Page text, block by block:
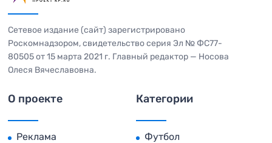
Сетевое издание (сайт) зарегистрировано
Роскомнадзором, свидетельство серия Эл № ФС77-
80505 от 15 марта 2021 г. Главный редактор — Носова
Олеся Вячеславовна.
О проекте
Реклама
Категории
Футбол